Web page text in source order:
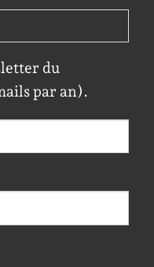
du
par an).